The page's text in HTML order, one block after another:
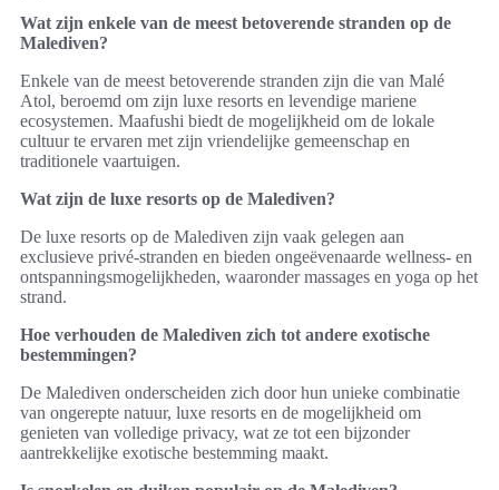
Wat zijn enkele van de meest betoverende stranden op de
Malediven?
Enkele van de meest betoverende stranden zijn die van Malé
Atol, beroemd om zijn luxe resorts en levendige mariene
ecosystemen. Maafushi biedt de mogelijkheid om de lokale
cultuur te ervaren met zijn vriendelijke gemeenschap en
traditionele vaartuigen.
Wat zijn de luxe resorts op de Malediven?
De luxe resorts op de Malediven zijn vaak gelegen aan
exclusieve privé-stranden en bieden ongeëvenaarde wellness- en
ontspanningsmogelijkheden, waaronder massages en yoga op het
strand.
Hoe verhouden de Malediven zich tot andere exotische
bestemmingen?
De Malediven onderscheiden zich door hun unieke combinatie
van ongerepte natuur, luxe resorts en de mogelijkheid om
genieten van volledige privacy, wat ze tot een bijzonder
aantrekkelijke exotische bestemming maakt.